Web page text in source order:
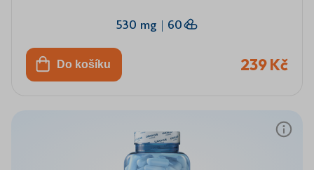
530 mg | 60
Do košíku 239 Kč